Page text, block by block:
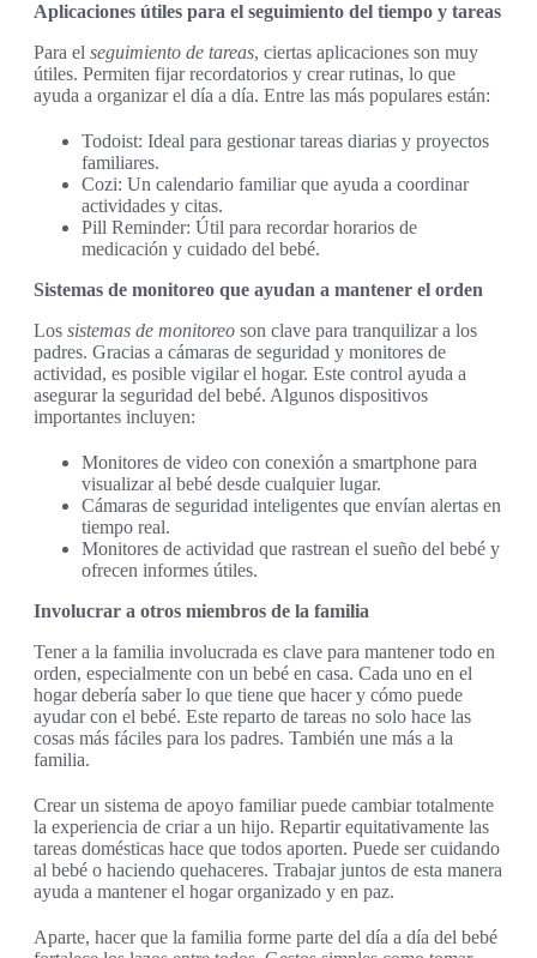
Aplicaciones útiles para el seguimiento del tiempo y tareas
Para el seguimiento de tareas, ciertas aplicaciones son muy
útiles. Permiten fijar recordatorios y crear rutinas, lo que
ayuda a organizar el día a día. Entre las más populares están:
Todoist: Ideal para gestionar tareas diarias y proyectos
familiares.
Cozi: Un calendario familiar que ayuda a coordinar
actividades y citas.
Pill Reminder: Útil para recordar horarios de
medicación y cuidado del bebé.
Sistemas de monitoreo que ayudan a mantener el orden
Los sistemas de monitoreo son clave para tranquilizar a los
padres. Gracias a cámaras de seguridad y monitores de
actividad, es posible vigilar el hogar. Este control ayuda a
asegurar la seguridad del bebé. Algunos dispositivos
importantes incluyen:
Monitores de video con conexión a smartphone para
visualizar al bebé desde cualquier lugar.
Cámaras de seguridad inteligentes que envían alertas en
tiempo real.
Monitores de actividad que rastrean el sueño del bebé y
ofrecen informes útiles.
Involucrar a otros miembros de la familia
Tener a la familia involucrada es clave para mantener todo en
orden, especialmente con un bebé en casa. Cada uno en el
hogar debería saber lo que tiene que hacer y cómo puede
ayudar con el bebé. Este reparto de tareas no solo hace las
cosas más fáciles para los padres. También une más a la
familia.
Crear un sistema de apoyo familiar puede cambiar totalmente
la experiencia de criar a un hijo. Repartir equitativamente las
tareas domésticas hace que todos aporten. Puede ser cuidando
al bebé o haciendo quehaceres. Trabajar juntos de esta manera
ayuda a mantener el hogar organizado y en paz.
Aparte, hacer que la familia forme parte del día a día del bebé